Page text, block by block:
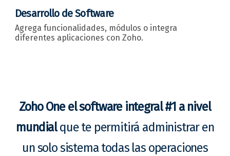
Desarrollo de Software
Agrega funcionalidades, módulos o integra
diferentes aplicaciones con Zoho.
Zoho One el software integral #1 a nivel
mundialque te permitirá administrar en
un solo sistema todas las operaciones